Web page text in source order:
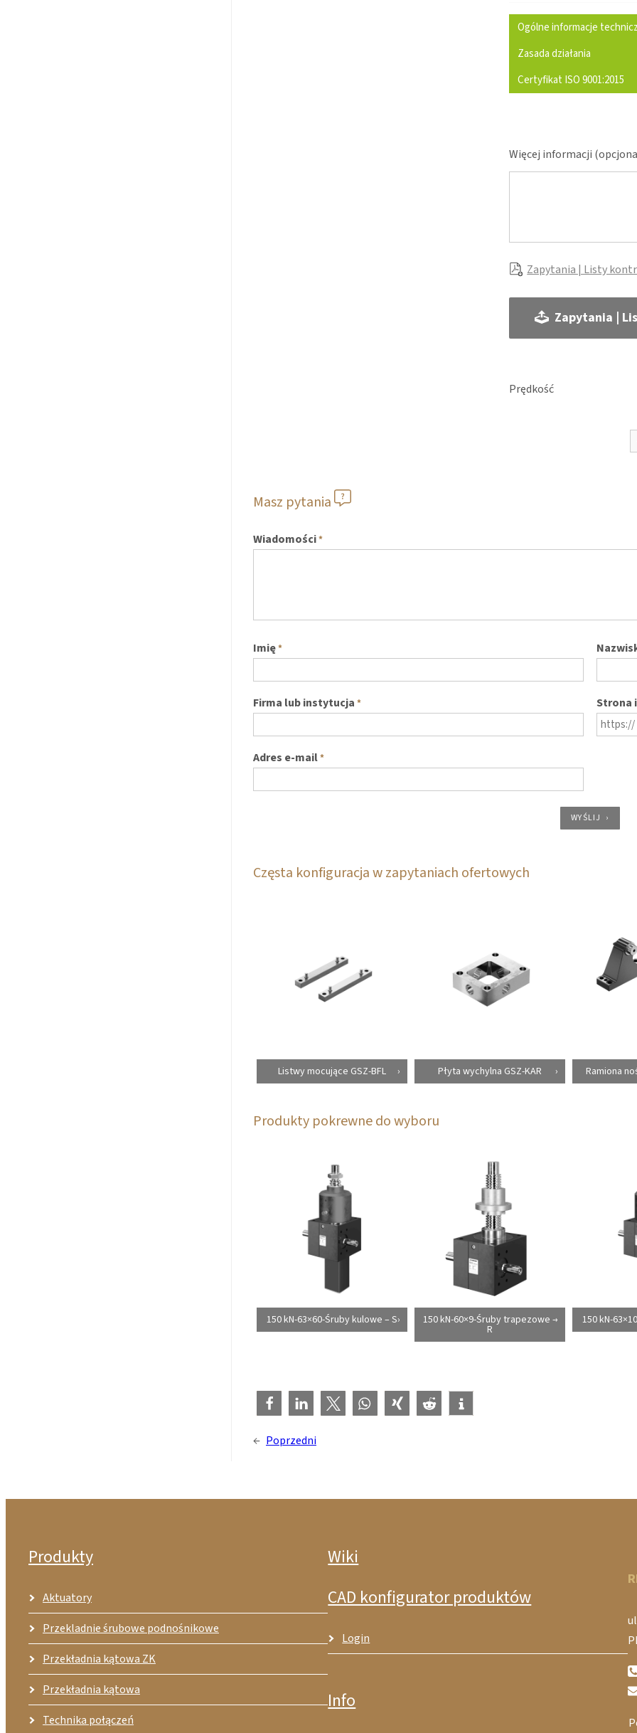
Ogólne informacje
Zasada działania
Certyfikat ISO 9001:2015
Więcej informacji
Zapytania | Listy
Zapytania |
Prędkość
Masz pytania
Wiadomości*
Imię*
Firma lub instytucja * Strona
Adres e-mail*
WYŚLIJ
Częsta konfiguracja w zapytaniach ofertowych
Listwy mocujące GSZ-BFL Płyta wychylna GSZ-KAR Ramiona
Produkty pokrewne do wyboru
150 kN-63×60-Śruby kulowe – S 150 kN-60×9-Śruby trapezowe –
R
150 kN-
← Poprzedni
Produkty
Aktuatory
Przekladnie śrubowe podnośnikowe
Przekładnia kątowa ZK
Przekładnia kątowa
Technika połączeń
Wiki
CAD konfigurator produktów
Login
Info